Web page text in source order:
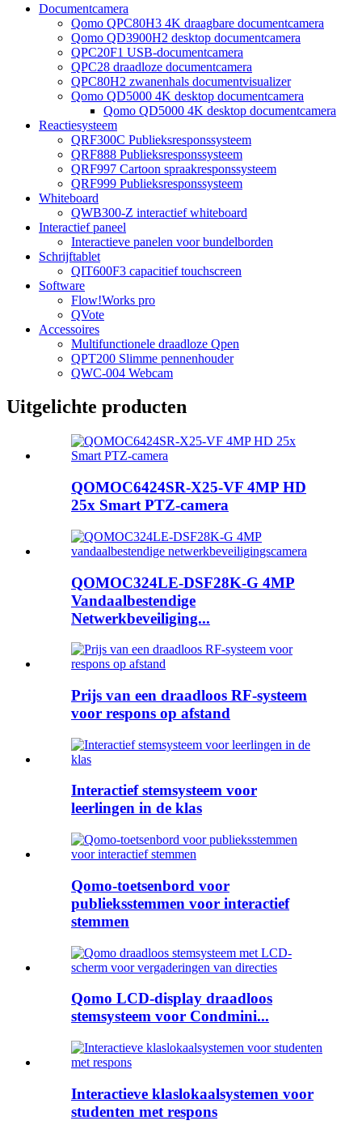
Documentcamera
Qomo QPC80H3 4K draagbare documentcamera
Qomo QD3900H2 desktop documentcamera
QPC20F1 USB-documentcamera
QPC28 draadloze documentcamera
QPC80H2 zwanenhals documentvisualizer
Qomo QD5000 4K desktop documentcamera
Qomo QD5000 4K desktop documentcamera
Reactiesysteem
QRF300C Publieksresponssysteem
QRF888 Publieksresponssysteem
QRF997 Cartoon spraakresponssysteem
QRF999 Publieksresponssysteem
Whiteboard
QWB300-Z interactief whiteboard
Interactief paneel
Interactieve panelen voor bundelborden
Schrijftablet
QIT600F3 capacitief touchscreen
Software
Flow!Works pro
QVote
Accessoires
Multifunctionele draadloze Qpen
QPT200 Slimme pennenhouder
QWC-004 Webcam
Uitgelichte producten
QOMOC6424SR-X25-VF 4MP HD
25x Smart PTZ-camera
QOMOC324LE-DSF28K-G 4MP
Vandaalbestendige
Netwerkbeveiliging...
Prijs van een draadloos RF-systeem
voor respons op afstand
Interactief stemsysteem voor
leerlingen in de klas
Qomo-toetsenbord voor
publieksstemmen voor interactief
stemmen
Qomo LCD-display draadloos
stemsysteem voor Condmini...
Interactieve klaslokaalsystemen voor
studenten met respons